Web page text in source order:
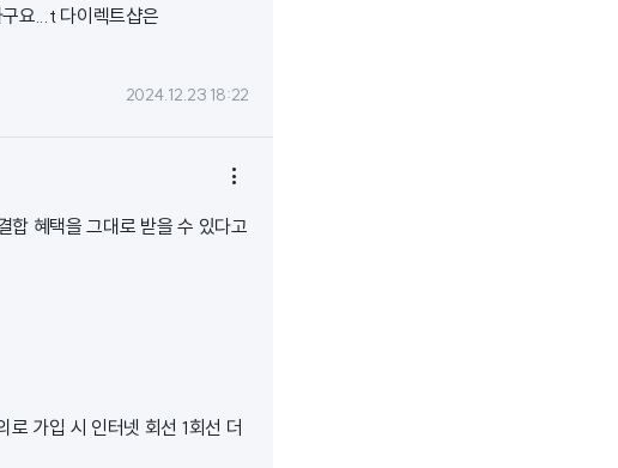
요...t 다이렉트샵은
2024.12.23 18:22

합 혜택을 그대로 받을 수 있다고
가입 시 인터넷 회선 1회선 더